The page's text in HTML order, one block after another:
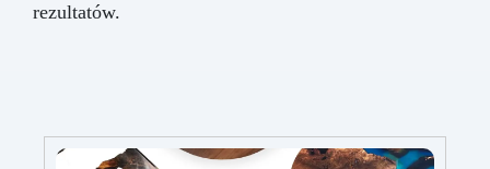
rezultatów.